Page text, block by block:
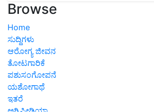
Browse
Home
ಸುದ್ದಿಗಳು
ಆರೋಗ್ಯ ಜೀವನ
ತೋಟಗಾರಿಕೆ
ಪಶುಸಂಗೋಪನೆ
ಯಶೋಗಾಥೆ
ಇತರೆ